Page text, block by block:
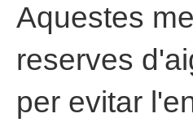
Aquestes
reserves
per evitar